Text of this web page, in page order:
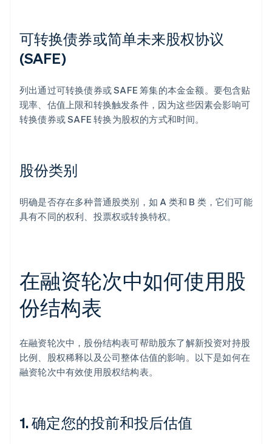
可转换债券或简单未来股权协议
(SAFE)
列出通过可转换债券或 SAFE 筹集的本金金额。要包含贴
现率、估值上限和转换触发条件，因为这些因素会影响可
转换债券或 SAFE 转换为股权的方式和时间。
股份类别
明确是否存在多种普通股类别，如 A 类和 B 类，它们可能
具有不同的权利、投票权或转换特权。
在融资轮次中如何使用股
份结构表
在融资轮次中，股份结构表可帮助股东了解新投资对持股
比例、股权稀释以及公司整体估值的影响。以下是如何在
融资轮次中有效使用股权结构表。
1. 确定您的投前和投后估值